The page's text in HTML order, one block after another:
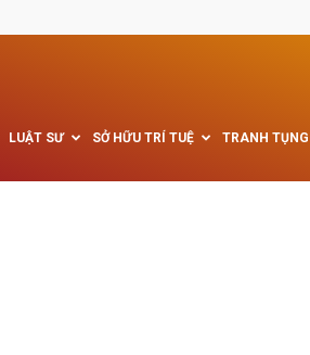
LUẬT SƯ SỞ HỮU TRÍ TUỆ TRANH TỤNG